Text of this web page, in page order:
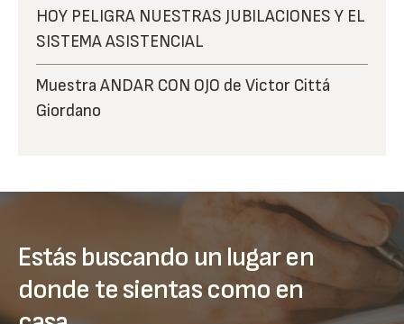
HOY PELIGRA NUESTRAS JUBILACIONES Y EL
SISTEMA ASISTENCIAL
Muestra ANDAR CON OJO de Victor Cittá
Giordano
Estás buscando un lugar en
donde te sientas como en